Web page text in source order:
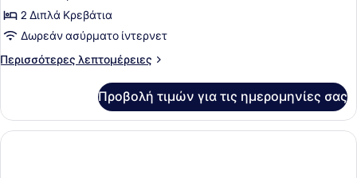
για
Two-
Bedroom
Bungalow
2 Διπλά Κρεβάτια
Δωρεάν ασύρματο ίντερνετ
Περισσότερες λεπτομέρειες
Περισσότερες
Bedroom
Bungalow
Προβολή τιμών για τις ημερομηνίες σας